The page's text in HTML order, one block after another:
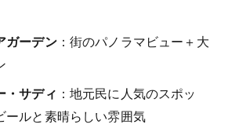
ガーデン：街のパノラマビュー＋大
・サディ ：地元民に人気のスポッ
ールと素晴らしい雰囲気